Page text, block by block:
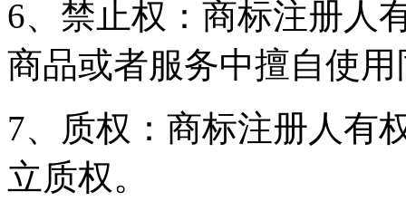
6、禁止权：商标注册人
商品或者服务中擅自使
7、质权：商标注册人有
立质权。